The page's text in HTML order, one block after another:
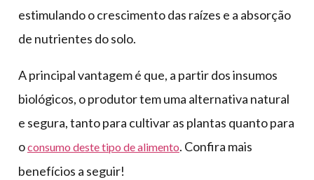
estimulando o crescimento das raízes e a absorção
de nutrientes do solo.
A principal vantagem é que, a partir dos insumos
biológicos, o produtor tem uma alternativa natural
e segura, tanto para cultivar as plantas quanto para
oconsumo deste tipo de alimento. Confira mais
benefícios a seguir!